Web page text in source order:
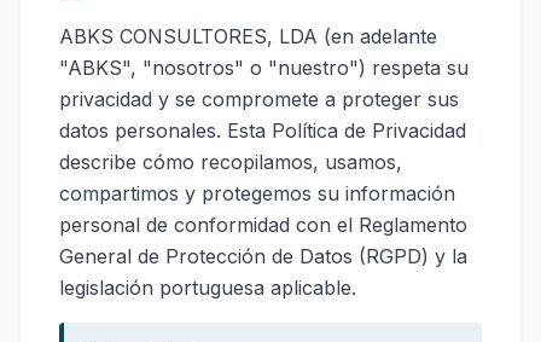
ABKS CONSULTORES, LDA (en adelante
"ABKS", "nosotros" o "nuestro") respeta su
privacidad y se compromete a proteger sus
datos personales. Esta Política de Privacidad
describe cómo recopilamos, usamos,
compartimos y protegemos su información
personal de conformidad con el Reglamento
General de Protección de Datos (RGPD) y la
legislación portuguesa aplicable.